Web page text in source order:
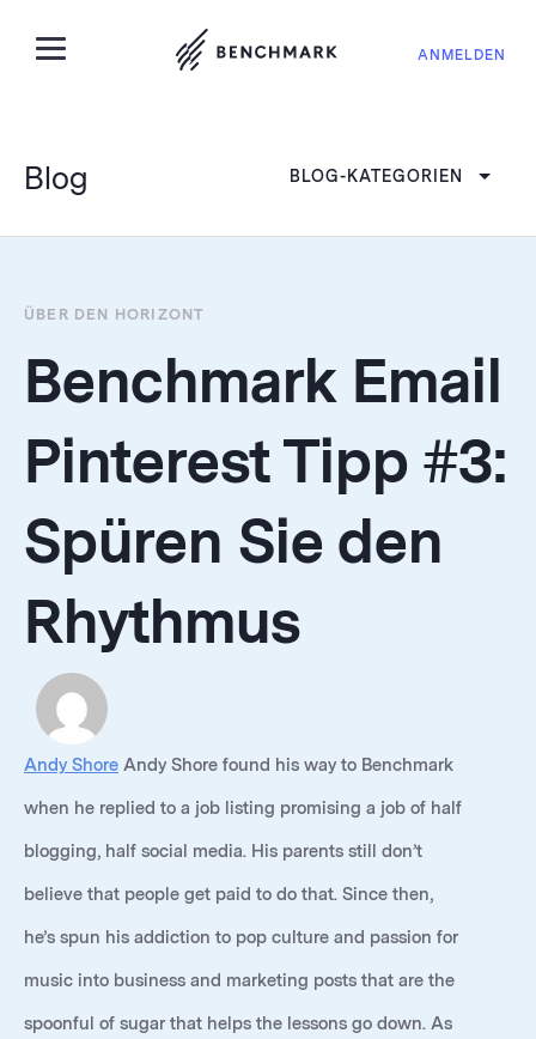
ANMELDEN
Blog BLOG-KATEGORIEN
ÜBER DEN HORIZONT
Benchmark Email
Pinterest Tipp #3:
Spüren Sie den
Rhythmus
Andy Shore Andy Shore found his way to Benchmark
when he replied to a job listing promising a job of half
blogging, half social media. His parents still don’t
believe that people get paid to do that. Since then,
he’s spun his addiction to pop culture and passion for
music into business and marketing posts that are the
spoonful of sugar that helps the lessons go down. As